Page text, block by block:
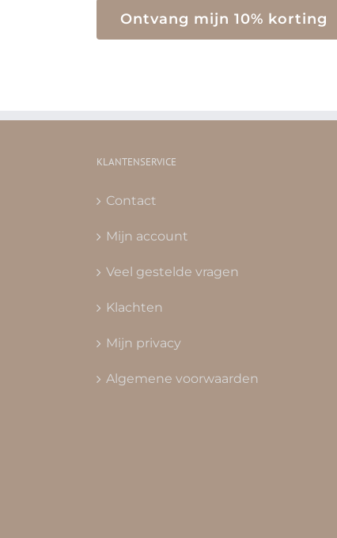
KLANTENSERVICE
Contact
Mijn account
Veel gestelde vragen
Klachten
Mijn privacy
Algemene voorwaarden